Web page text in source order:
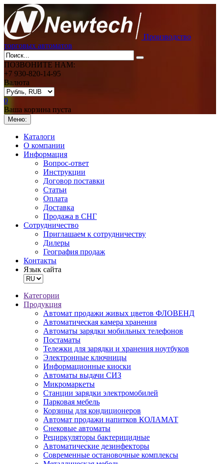
Производство
торговых автоматов
ПОЗВОНИТЕ НАМ:
+7 930-820-14-95
Валюта
0
Ваша корзина пуста
Меню:
Каталоги
О компании
Информация
Вопрос-ответ
Инструкции
Договор поставки
Статьи
Оплата
Доставка
Продажа в СНГ
Сотрудничество
Приглашаем к сотрудничеству
Дилеры
География продаж
Контакты
Язык сайта
Категории
Продукция
Автомат продажи живых цветов ФЛОВЕНД
Автоматическая камера хранения
Автоматы зарядки мобильных телефонов
Постаматы
Тележки для зарядки и хранения ноутбуков
Электронные ключницы
Информационные киоски
Автоматы выдачи СИЗ
Микромаркеты
Станции зарядки электромобилей
Парковая мебель
Корзины для кондиционеров
Автомат продажи напитков КОЛАМАТ
Снековые автоматы
Рециркуляторы бактерицидные
Автоматические дезинфекторы
Современные остановочные комплексы